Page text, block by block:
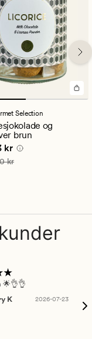
Selection
og
brun
pris
kr
129,90 kr
kr
🌟👌👌
K
2026-07-23